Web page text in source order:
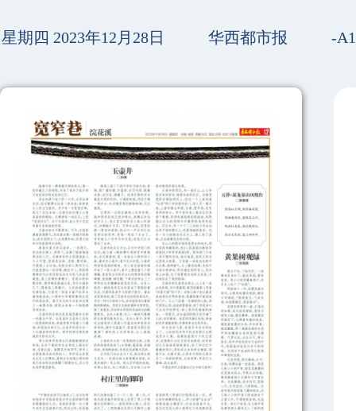
星期四 2023年12月28日 华西都市报 -